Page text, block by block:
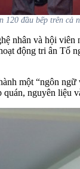
120 đầu bếp trên cả
nhân và hội
động tri ân Tổ
một “ngôn
nguyên liệu